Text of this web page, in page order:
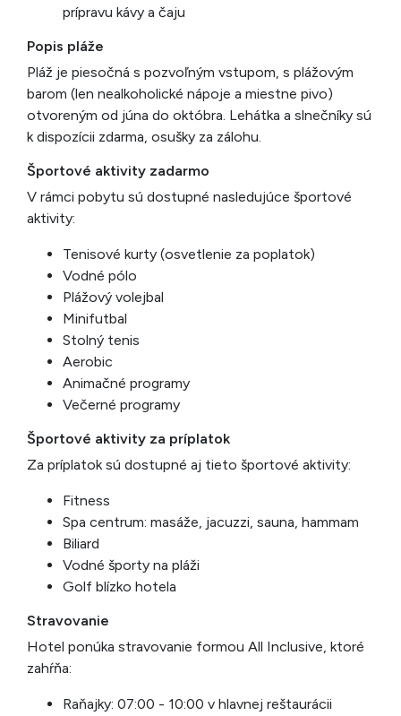
prípravu kávy a čaju
Popis pláže
Pláž je piesočná s pozvoľným vstupom, s plážovým
barom (len nealkoholické nápoje a miestne pivo)
otvoreným od júna do októbra. Lehátka a slnečníky sú
k dispozícii zdarma, osušky za zálohu.
Športové aktivity zadarmo
V rámci pobytu sú dostupné nasledujúce športové
aktivity:
Tenisové kurty (osvetlenie za poplatok)
Vodné pólo
Plážový volejbal
Minifutbal
Stolný tenis
Aerobic
Animačné programy
Večerné programy
Športové aktivity za príplatok
Za príplatok sú dostupné aj tieto športové aktivity:
Fitness
Spa centrum: masáže, jacuzzi, sauna, hammam
Biliard
Vodné športy na pláži
Golf blízko hotela
Stravovanie
Hotel ponúka stravovanie formou All Inclusive, ktoré
zahŕňa:
Raňajky: 07:00 - 10:00 v hlavnej reštaurácii